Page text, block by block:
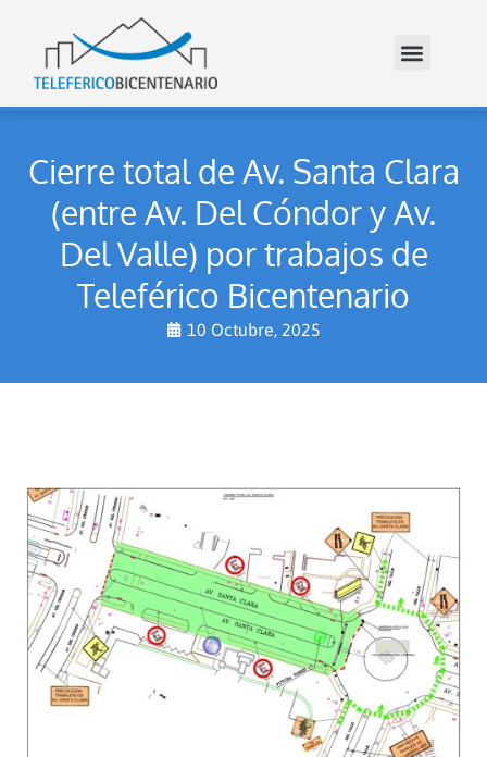
Cierre total de Av. Santa Clara
(entre Av. Del Cóndor y Av.
Del Valle) por trabajos de
Teleférico Bicentenario
10 Octubre, 2025